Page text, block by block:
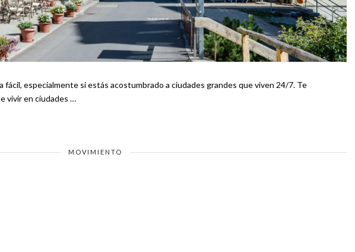
especialmente si estás acostumbrado a ciudades grandes que viven 24/7. Te
vivir en ciudades …
MOVIMIENTO